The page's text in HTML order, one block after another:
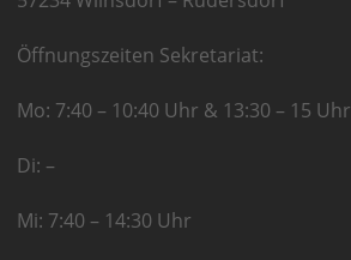
Öffnungszeiten Sekretariat:
Mo: 7:40 – 10:40 Uhr & 13:30 – 15 Uhr
Di: –
Mi: 7:40 – 14:30 Uhr